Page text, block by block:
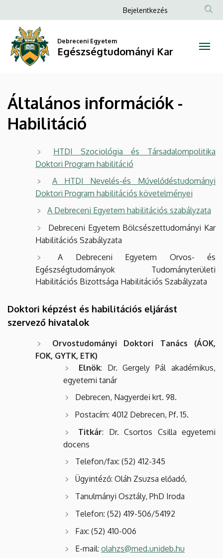
információk
Habilitáció
Egészségtudományi
Kar
a
tartalomra
Anonim
menüje
Bejelentkezés
Debreceni Egyetem
Egészségtudományi Kar
Általános információk -
Habilitáció
HTDI Szociológia és Társadalompolitika
Doktori Program habilitáció
A HTDI Nevelés-és Művelődéstudományi
Doktori Program habilitációs követelményei
A Debreceni Egyetem habilitációs szabályzata
Debreceni Egyetem Bölcsészettudományi Kar
Habilitációs Szabályzata
A Debreceni Egyetem Orvos- és
Egészségtudományok Tudományterületi
Habilitációs Bizottsága Habilitációs Szabályzata
Doktori képzést és habilitációs eljárást
szervező hivatalok
Orvostudományi Doktori Tanács (ÁOK,
FOK, GYTK, ETK)
Elnök: Dr. Gergely Pál akadémikus,
egyetemi tanár
Debrecen, Nagyerdei krt. 98.
Postacím: 4012 Debrecen, Pf. 15.
Titkár: Dr. Csortos Csilla egyetemi
docens
Telefon/fax: (52) 412-345
Ügyintéző: Oláh Zsuzsa előadó,
Tanulmányi Osztály, PhD Iroda
Telefon: (52) 419-506/54192
Fax: (52) 410-006
E-mail: olahzs@med.unideb.hu